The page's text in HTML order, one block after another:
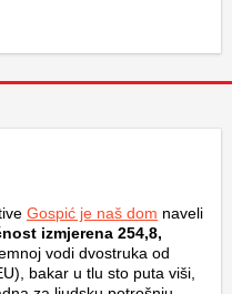
Gospić je naš dom naveli
izmjerena 254,8,
vodi dvostruka od
bakar u tlu sto puta viši,